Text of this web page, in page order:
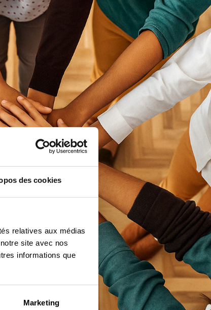
des cookies
relatives aux médias
site avec nos
informations que
Marketing